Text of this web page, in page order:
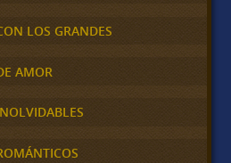
LOS GRANDES
AMOR